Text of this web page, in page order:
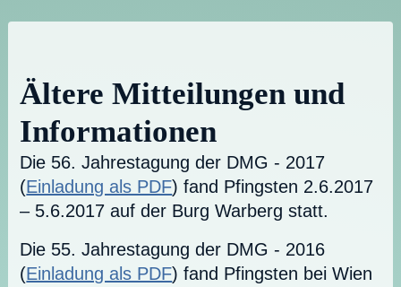
Ältere Mitteilungen und
Informationen
Die 56. Jahrestagung der DMG - 2017
(Einladung als PDF) fand Pfingsten 2.6.2017
– 5.6.2017 auf der Burg Warberg statt.
Die 55. Jahrestagung der DMG - 2016
(Einladung als PDF) fand Pfingsten bei Wien